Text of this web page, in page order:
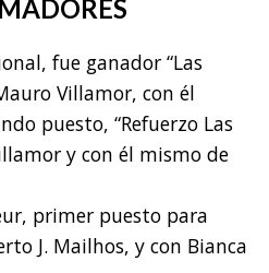
fue ganador “Las
Villamor, con él
puesto, “Refuerzo Las
y con él mismo de
primer puesto para
J. Mailhos, y con Bianca